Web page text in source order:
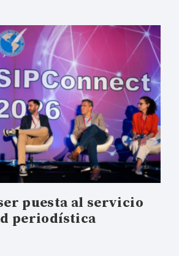
puesta al servicio
periodística